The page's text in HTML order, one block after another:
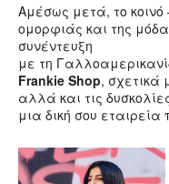
Αμέσως μετά, το
ομορφιάς και της
συνέντευξη
με τη
Frankie Shop, σχετικά
αλλά και τις
μια δική σου εταιρεία